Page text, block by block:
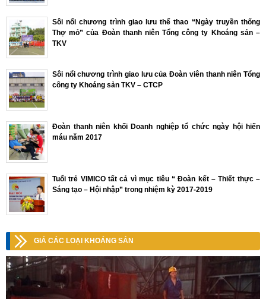
Sôi nổi chương trình giao lưu thể thao “Ngày truyền thống
Thợ mỏ” của Đoàn thanh niên Tổng công ty Khoáng sản –
TKV
Sôi nổi chương trình giao lưu của Đoàn viên thanh niên Tổng
công ty Khoáng sản TKV – CTCP
Đoàn thanh niên khối Doanh nghiệp tổ chức ngày hội hiến
máu năm 2017
Tuổi trẻ VIMICO tất cả vì mục tiêu “ Đoàn kết – Thiết thực –
Sáng tạo – Hội nhập” trong nhiệm kỳ 2017-2019
GIÁ CÁC LOẠI KHOÁNG SẢN